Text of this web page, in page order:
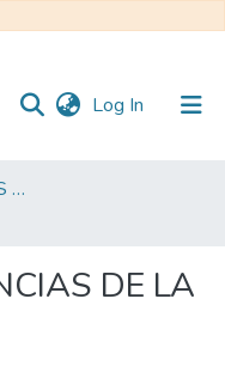
Log In (current)
FACULTAD DE CIENCIAS DE LA EDUCACIÓN
DE LA